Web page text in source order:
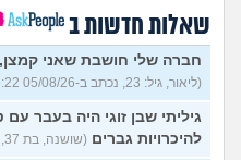
גבר, מה לעשות?
(אדון
שוקו, בן 30)
הכעס טישטש אותי? לגיטימי
או לא?
(אנונימי, בת 20)
איך לדעת אם חבר סטרייט
בקטע שלי?
(האמנם, בן 29)
שאלות חדשות ב
חברה שלי חושבת שאני
(ליאור, גיל: 23, נכתב ב-05/08/26 16:22)
גיליתי שבן זוגי היה בעבר עם
להיכרויות גברים (שושנה, בת 37, כתבה ב-05/08/26 16:13)